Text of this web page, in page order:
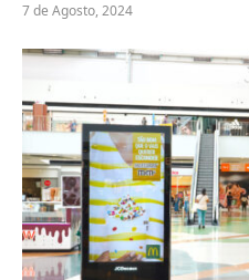
7 de Agosto, 2024